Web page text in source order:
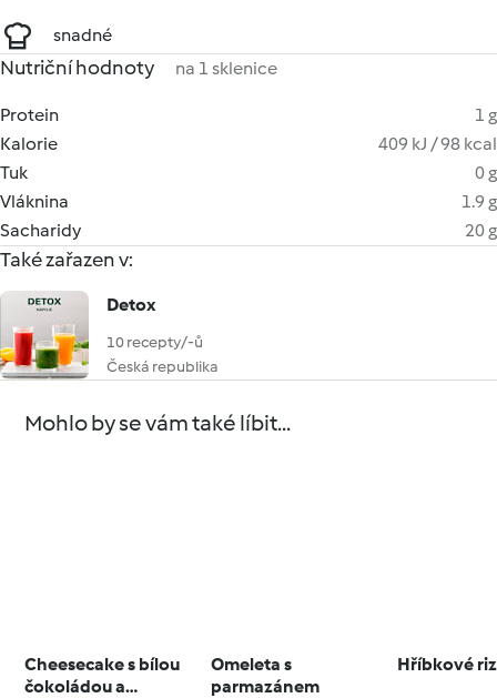
snadné
Nutriční hodnoty na 1 sklenice
Protein
1 g
Kalorie
409 kJ / 98 kcal
Tuk
0 g
Vláknina
1.9 g
Sacharidy
20 g
Také zařazen v:
Detox
10 recepty/-ů
Česká republika
Mohlo by se vám také líbit...
Cheesecake s bílou
čokoládou a
Omeleta s
parmazánem
Hříbkové